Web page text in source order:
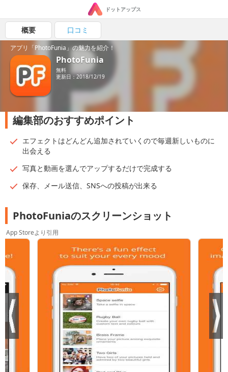
ドットアップス
概要 口コミ
アプリ「PhotoFunia」の魅力を紹介！
PhotoFunia
無料
更新日：2018/12/19
編集部のおすすめポイント
エフェクトはどんどん追加されていくので毎週新しいものに
出会える
写真と動画を選んでアップするだけで完成する
保存、メール送信、SNSへの投稿が出来る
PhotoFuniaのスクリーンショット
App Storeより引用